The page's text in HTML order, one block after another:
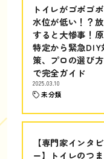
トイレがゴボゴ
水位が低い！？
すると大惨事！
特定から緊急DIY
策、プロの選び
で完全ガイド
2025.03.10
未分類
【専門家インタ
ー】トイレのつま